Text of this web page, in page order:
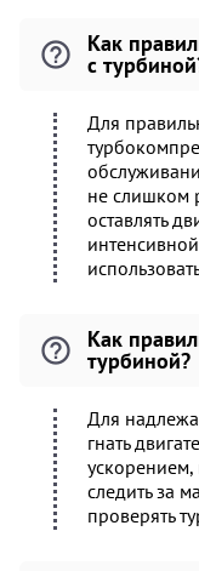
Как
с
Для
не слишком
оставлять
Как
турбиной?
Для
гнать
следить за
проверять